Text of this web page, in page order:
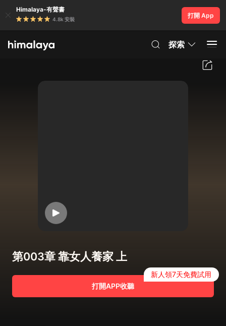
Himalaya-有聲書
4.8k 安裝
打開 App
探索
第003章 靠女人養家 上
打開APP收聽
新人領7天免費試用